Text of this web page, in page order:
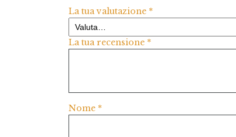
La tua valutazione *
La tua recensione *
Nome *